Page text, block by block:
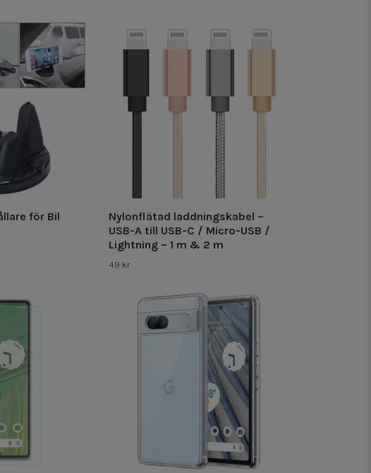
för Bil
Nylonflätad laddningskabel –
USB-A till USB-C / Micro-USB /
Lightning – 1 m & 2 m
49 kr